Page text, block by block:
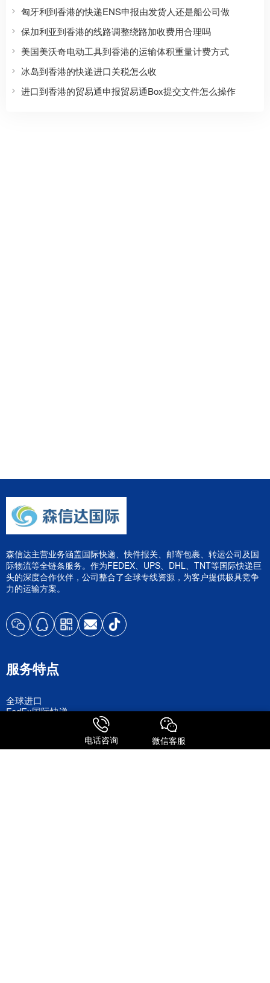
匈牙利到香港的快递ENS申报由发货人还是船公司做
保加利亚到香港的线路调整绕路加收费用合理吗
美国美沃奇电动工具到香港的运输体积重量计费方式
冰岛到香港的快递进口关税怎么收
进口到香港的贸易通申报贸易通Box提交文件怎么操作
森信达主营业务涵盖国际快递、快件报关、邮寄包裹、转运公司及国
际物流等全链条服务。作为FEDEX、UPS、DHL、TNT等国际快递巨
头的深度合作伙伴，公司整合了全球专线资源，为客户提供极具竞争
力的运输方案。
服务特点
全球进口
FedEx国际快递
电话咨询 微信客服